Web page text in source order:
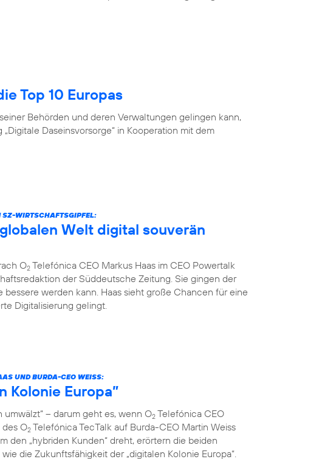
Top 10 Europas
Behörden und deren Verwaltungen gelingen kann,
Daseinsvorsorge“ in Kooperation mit dem
WIRTSCHAFTSGIPFEL:
Welt digital souverän
O2 Telefónica CEO Markus Haas im CEO Powertalk
der Süddeutsche Zeitung. Sie gingen der
werden kann. Haas sieht große Chancen für eine
Digitalisierung gelingt.
UND BURDA-CEO WEISS:
Kolonie Europa”
umwälzt“ – darum geht es, wenn O2 Telefónica CEO
des O2 Telefónica TecTalk auf Burda-CEO Martin Weiss
den „hybriden Kunden“ dreht, erörtern die beiden
die Zukunftsfähigkeit der „digitalen Kolonie Europa“.